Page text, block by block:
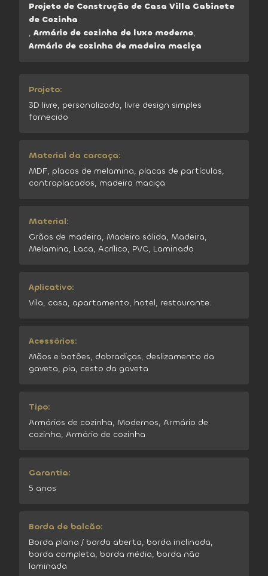
Projeto de Construção de Casa Villa Gabinete
de Cozinha
, Armário de cozinha de luxo moderno,
Armário de cozinha de madeira maciça
Projeto:
3D livre, personalizado, livre design simples
fornecido
Material da carcaça:
MDF, placas de melamina, placas de partículas,
contraplacados, madeira maciça
Material:
Grãos de madeira, Madeira sólida, Madeira,
Melamina, Laca, Acrílico, PVC, Laminado
Aplicativo:
Vila, casa, apartamento, hotel, restaurante.
Acessórios:
Mãos e botões, dobradiças, deslizamento da
gaveta, pia, cesto da gaveta
Tipo:
Armários de cozinha, Modernos, Armário de
cozinha, Armário de cozinha
Garantia:
5 anos
Borda de balcão:
Borda plana / borda aberta, borda inclinada,
borda completa, borda média, borda não
laminada